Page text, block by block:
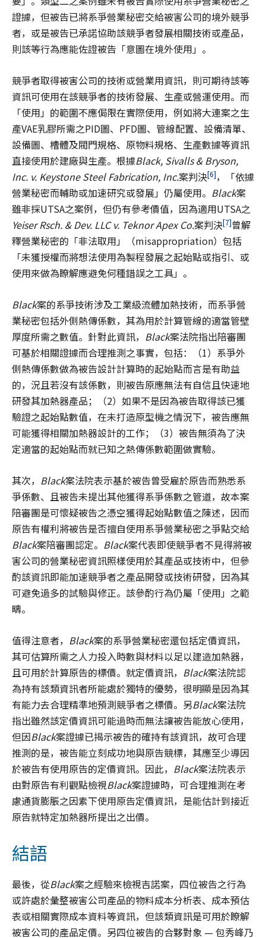
證據，但被告已將系爭營業秘密交給被害公司的境外競爭
者，或是被告已承諾協助該競爭者發展相關技術或產品，
則該等行為應能佐證被告「意圖在境外使用」。
競爭者取得被害公司的技術或營業用資訊，則可期待該等
資訊可使用在該競爭者的技術發展、生產或營運使用。而
「使用」的範圍不應侷限在實際使用，例如將大連案之生
產VAE乳膠所需之PID圖、PFD圖、管線配置、設備清單、
設備圖、槽體及閥門規格、原物料規格、生產數據等資訊
直接使用於建廠與生產。根據Black, Sivalls & Bryson,
Inc. v. Keystone Steel Fabrication, Inc.案判決[6]，「依據
營業秘密而輔助或加速研究或發展」仍屬使用。 Black案
雖非採UTSA之案例，但仍有參考價值，因為適用UTSA之
Yeiser Rsch. & Dev. LLC v. Teknor Apex Co.案判決[7]曾解
釋營業秘密的「非法取用」（misappropriation）包括
「未獲授權而將想法使用為製程發展之起始點或指引、或
使用來做為瞭解應避免何種錯誤之工具」。
Black案的系爭技術涉及工業級流體加熱技術，而系爭營
業秘密包括外側熱傳係數，其為用於計算管線的適當管壁
厚度所需之數值。針對此資訊， Black案法院指出陪審團
可基於相關證據而合理推測之事實，包括：（1）系爭外
側熱傳係數做為被告設計計算時的起始點而言是有助益
的，況且若沒有該係數，則被告原應無法有自信且快速地
研發其加熱器產品；（2）如果不是因為被告取得該已獲
驗證之起始點數值，在未打造原型機之情況下，被告應無
可能獲得相關加熱器設計的工作；（3）被告無須為了決
定適當的起始點而就已知之熱傳係數範圍做實驗。
其次， Black案法院表示基於被告曾受雇於原告而熟悉系
爭係數、且被告未提出其他獲得系爭係數之管道，故本案
陪審團是可懷疑被告之憑空獲得起始點數值之陳述，因而
原告有權利將被告是否擅自使用系爭營業秘密之爭點交給
Black案陪審團認定。 Black案代表即使競爭者不見得將被
害公司的營業秘密資訊照樣使用於其產品或技術中，但參
酌該資訊即能加速競爭者之產品開發或技術研發，因為其
可避免過多的試驗與修正。該參酌行為仍屬「使用」之範
疇。
值得注意者， Black案的系爭營業秘密還包括定價資訊，
其可估算所需之人力投入時數與材料以足以建造加熱器，
且可用於計算原告的標價。就定價資訊， Black案法院認
為持有該類資訊者所能處於獨特的優勢，很明顯是因為其
有能力去合理精準地預測競爭者之標價。另Black案法院
指出雖然該定價資訊可能過時而無法讓被告能放心使用，
但因Black案證據已揭示被告的確持有該資訊，故可合理
推測的是，被告能立刻成功地與原告競標，其應至少導因
於被告有使用原告的定價資訊。因此， Black案法院表示
由對原告有利觀點檢視Black案證據時，可合理推測在考
慮通貨膨脹之因素下使用原告定價資訊，是能估計到接近
原告就特定加熱器所提出之出價。
結語
最後，從Black案之經驗來檢視吉諾案，四位被告之行為
或許處於彙整被害公司產品的物料成本分析表、成本預估
表或相關實際成本資料等資訊，但該類資訊是可用於瞭解
被害公司的產品定價。另四位被告的合夥對象 — 包秀峰乃